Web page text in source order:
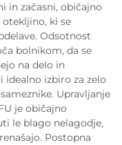
in začasni, običajno
ki se
Odsotnost
bolnikom, da se
na delo in
idealno izbiro za zelo
Upravljanje
je običajno
le blago nelagodje,
Postopna